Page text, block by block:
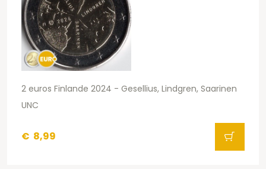
2 euros Finlande 2024 - Gesellius, Lindgren, Saarinen
UNC
€ 8,99